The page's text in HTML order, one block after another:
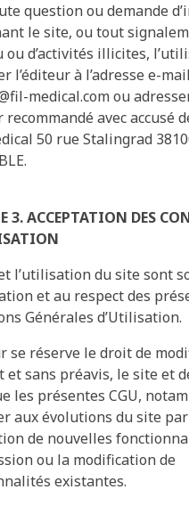
question ou demande
le site, ou tout
ou d’activités illicites,
l’éditeur à l’adresse e-
medical.com ou
avec accusé
50 rue Stalingrad
3. ACCEPTATION DES
et l’utilisation du site sont
et au respect des
Générales d’Utilisation.
se réserve le droit de
et sans préavis, le site et
les présentes CGU,
aux évolutions du site
de nouvelles
ou la modification de
existantes.